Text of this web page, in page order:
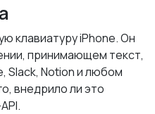
клавиатуру iPhone. Он
принимающем текст,
Slack, Notion и любом
внедрило ли это